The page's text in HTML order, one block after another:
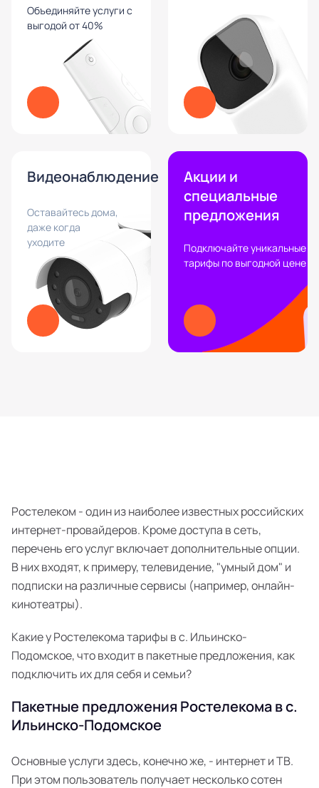
Объединяйте услуги с
выгодой от 40%
Видеонаблюдение
Оставайтесь дома,
даже когда
уходите
Акции и
специальные
предложения
Подключайте уникальные
тарифы по выгодной цене
Ростелеком - один из наиболее известных российских
интернет-провайдеров. Кроме доступа в сеть,
перечень его услуг включает дополнительные опции.
В них входят, к примеру, телевидение, "умный дом" и
подписки на различные сервисы (например, онлайн-
кинотеатры).
Какие у Ростелекома тарифы в с. Ильинско-
Подомское, что входит в пакетные предложения, как
подключить их для себя и семьи?
Пакетные предложения Ростелекома в с.
Ильинско-Подомское
Основные услуги здесь, конечно же, - интернет и ТВ.
При этом пользователь получает несколько сотен